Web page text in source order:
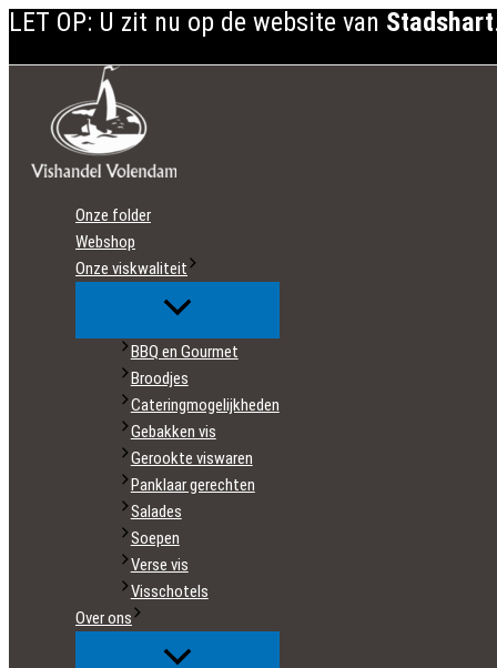
LET OP: U zit nu op de website van Stadshart
Onze folder
Webshop
Onze viskwaliteit
BBQ en Gourmet
Broodjes
Cateringmogelijkheden
Gebakken vis
Gerookte viswaren
Panklaar gerechten
Salades
Soepen
Verse vis
Visschotels
Over ons